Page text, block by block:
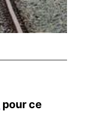
pour ce